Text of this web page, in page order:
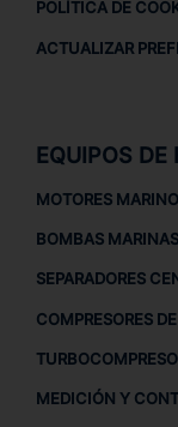
POLÍTICA DE
ACTUALIZAR
EQUIPOS DE
MOTORES
BOMBAS MARINAS
SEPARADORES
COMPRESORES
MEDICIÓN Y